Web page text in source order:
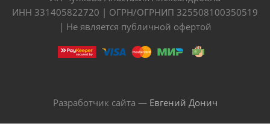
ИНН 331405822720 | ОГРН/ОГРНИП 325508100350519
| Не является публичной офертой
Разработчик сайта — Евгений Донич